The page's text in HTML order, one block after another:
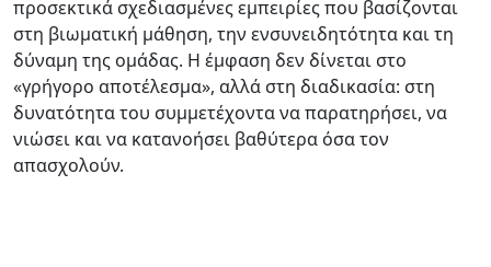
προσεκτικά σχεδιασμένες εμπειρίες που βασίζονται
στη βιωματική μάθηση, την ενσυνειδητότητα και τη
δύναμη της ομάδας. Η έμφαση δεν δίνεται στο
«γρήγορο αποτέλεσμα», αλλά στη διαδικασία: στη
δυνατότητα του συμμετέχοντα να παρατηρήσει, να
νιώσει και να κατανοήσει βαθύτερα όσα τον
απασχολούν.